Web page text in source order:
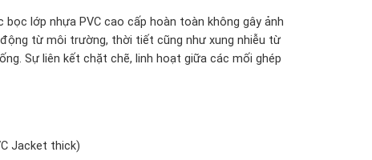
lớp nhựa PVC cao cấp hoàn toàn không gây ảnh
từ môi trường, thời tiết cũng như xung nhiễu từ
Sự liên kết chặt chẽ, linh hoạt giữa các mối ghép
Jacket thick)